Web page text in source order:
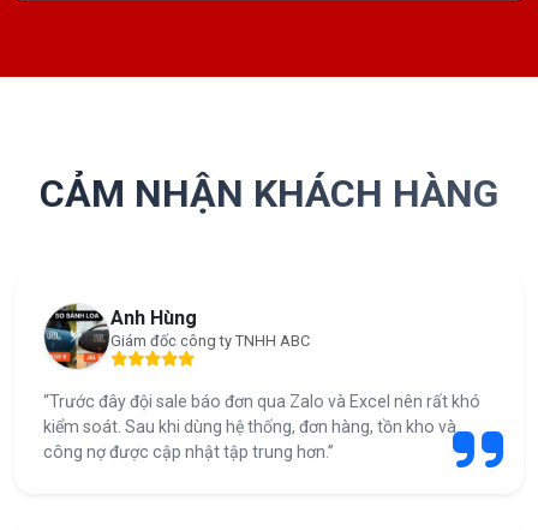
CẢM NHẬN KHÁCH HÀNG
Anh Hùng
Giám đốc công ty TNHH ABC
“Trước đây đội sale báo đơn qua Zalo và Excel nên rất khó
kiểm soát. Sau khi dùng hệ thống, đơn hàng, tồn kho và
công nợ được cập nhật tập trung hơn.”